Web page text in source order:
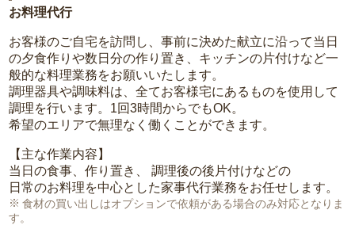
お料理代行
お客様のご自宅を訪問し、事前に決めた献立に沿って当日
の夕食作りや数日分の作り置き、キッチンの片付けなど一
般的な料理業務をお願いいたします。
調理器具や調味料は、全てお客様宅にあるものを使用して
調理を行います。1回3時間からでもOK。
希望のエリアで無理なく働くことができます。
【主な作業内容】
当日の食事、作り置き、 調理後の後片付けなどの
日常のお料理を中心とした家事代行業務をお任せします。
食材の買い出しはオプションで依頼がある場合のみ対応となりま
す。